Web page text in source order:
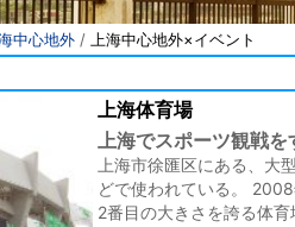
海中心地外 / 上海中心地外×イベント
上海体育場
上海でスポーツ観戦を
上海市徐匯区にある、大
どで使われている。
2番目の大きさを誇る体